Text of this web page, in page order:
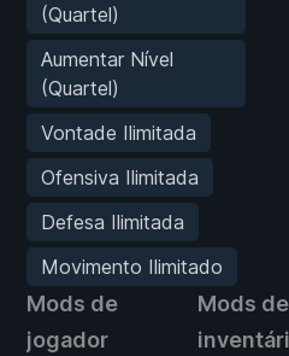
(Quartel)
Aumentar Nível
(Quartel)
Vontade Ilimitada
Ofensiva Ilimitada
Defesa Ilimitada
Movimento Ilimitado
Mods de
jogador
Mods de